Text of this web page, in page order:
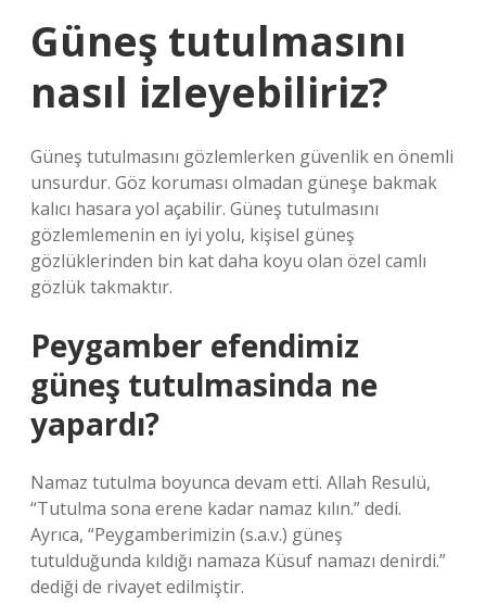
Güneş tutulmasını
nasıl izleyebiliriz?
Güneş tutulmasını gözlemlerken güvenlik en önemli
unsurdur. Göz koruması olmadan güneşe bakmak
kalıcı hasara yol açabilir. Güneş tutulmasını
gözlemlemenin en iyi yolu, kişisel güneş
gözlüklerinden bin kat daha koyu olan özel camlı
gözlük takmaktır.
Peygamber efendimiz
güneş tutulmasinda ne
yapardı?
Namaz tutulma boyunca devam etti. Allah Resulü,
“Tutulma sona erene kadar namaz kılın.” dedi.
Ayrıca, “Peygamberimizin (s.a.v.) güneş
tutulduğunda kıldığı namaza Küsuf namazı denirdi.”
dediği de rivayet edilmiştir.